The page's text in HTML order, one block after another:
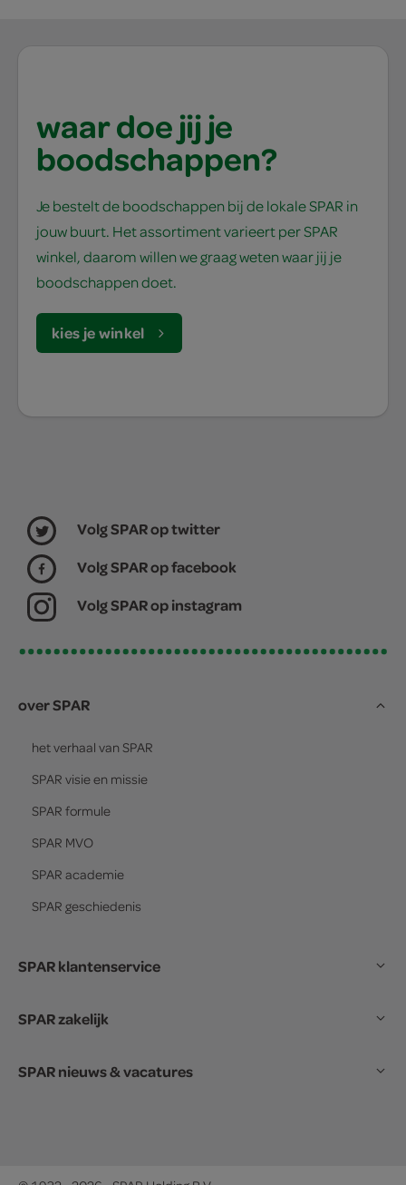
waar doe jij je
boodschappen?
Je bestelt de boodschappen bij de lokale SPAR in
jouw buurt. Het assortiment varieert per SPAR
winkel, daarom willen we graag weten waar jij je
boodschappen doet.
kies je winkel
Volg SPAR op twitter
Volg SPAR op facebook
Volg SPAR op instagram
over SPAR
het verhaal van SPAR
SPAR visie en missie
SPAR formule
SPAR MVO
SPAR academie
SPAR geschiedenis
SPAR klantenservice
SPAR zakelijk
SPAR nieuws & vacatures